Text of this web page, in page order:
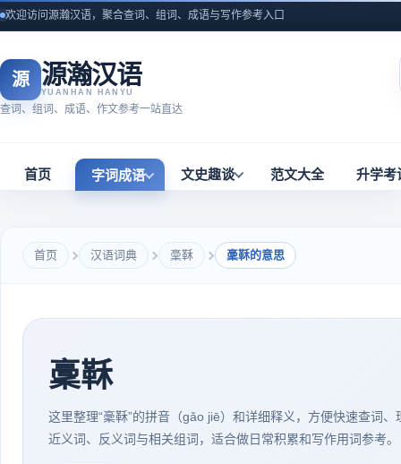
欢迎访问源瀚汉语，聚合查词、组词、成语与写作参考入口
源 源瀚汉语
YUANHAN HANYU
查词、组词、成语、作文参考一站直达
首页 字词成语 文史趣谈 范文大全 升学考
首页 汉语词典 稾鞂 稾鞂的意思
稾鞂
这里整理“稾鞂”的拼音（gǎo jiē）和详细释义，方便快速查词
近义词、反义词与相关组词，适合做日常积累和写作用词参考。